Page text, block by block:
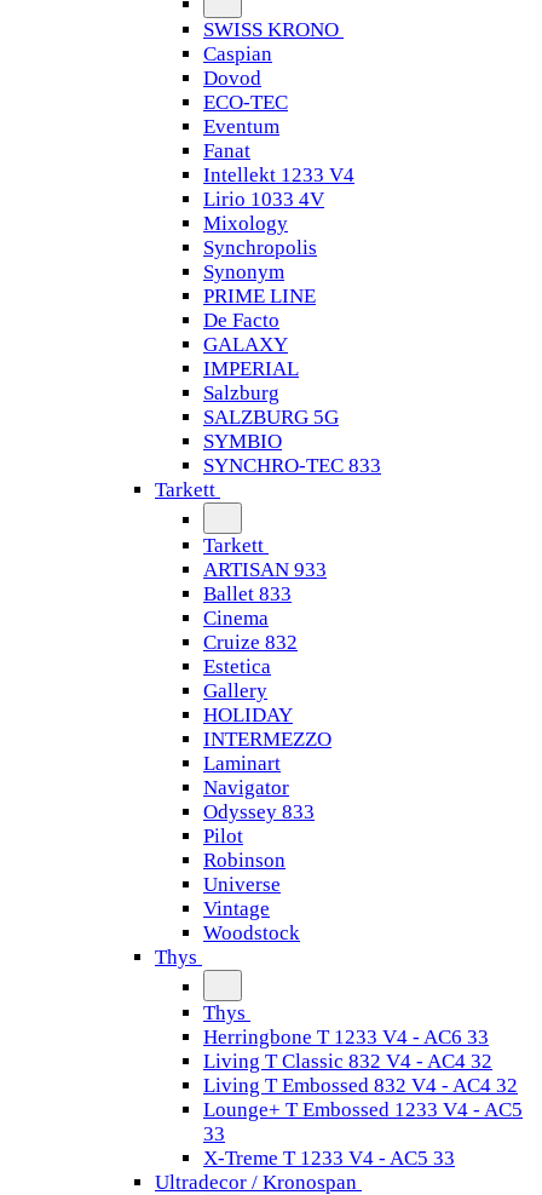
SWISS KRONO
Caspian
Dovod
ECO-TEC
Eventum
Fanat
Intellekt 1233 V4
Lirio 1033 4V
Mixology
Synchropolis
Synonym
PRIME LINE
De Facto
GALAXY
IMPERIAL
Salzburg
SALZBURG 5G
SYMBIO
SYNCHRO-TEC 833
Tarkett
Tarkett
ARTISAN 933
Ballet 833
Cinema
Cruize 832
Estetica
Gallery
HOLIDAY
INTERMEZZO
Laminart
Navigator
Odyssey 833
Pilot
Robinson
Universe
Vintage
Woodstock
Thys
Thys
Herringbone T 1233 V4 - AC6 33
Living T Classic 832 V4 - AC4 32
Living T Embossed 832 V4 - AC4 32
Lounge+ T Embossed 1233 V4 - AC5
33
X-Treme T 1233 V4 - AC5 33
Ultradecor / Kronospan